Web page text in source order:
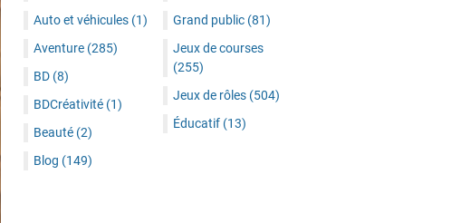
Auto et véhicules (1)
Aventure (285)
BD (8)
BDCréativité (1)
Beauté (2)
Blog (149)
Grand public (81)
Jeux de courses
(255)
Jeux de rôles (504)
Éducatif (13)